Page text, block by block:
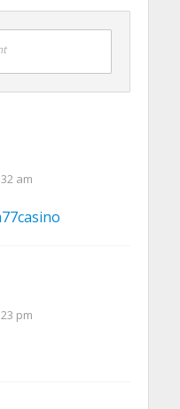
am
pm